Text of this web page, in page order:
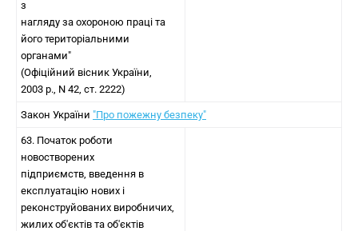
з
нагляду за охороною праці та
його територіальними
органами"
(Офіційний вісник України,
2003 р., N 42, ст. 2222)
Закон України "Про пожежну безпеку"
63. Початок роботи
новостворених
підприємств, введення в
експлуатацію нових і
реконструйованих виробничих,
жилих об'єктів та об'єктів